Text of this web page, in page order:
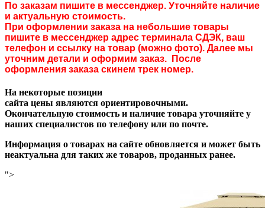
По заказам пишите в мессенджер. Уточняйте наличие
и актуальную стоимость.
При оформлении заказа на небольшие товары
пишите в мессенджер адрес терминала СДЭК, ваш
телефон и ссылку на товар (можно фото). Далее мы
уточним детали и оформим заказ. После
оформления заказа скинем трек номер.
На некоторые позиции
сайта цены являются ориентировочными.
Окончательную стоимость и наличие товара уточняйте у
наших специалистов по телефону или по почте.
Информация о товарах на сайте обновляется и может быть
неактуальна для таких же товаров, проданных ранее.
">